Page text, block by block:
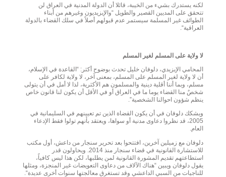
لكنه يستدرك بشيء من الخيبة، قائلا أن الدولة المدنية في العراق لن
تتحقق على المديين القصير والطويل “والإيزيديون وغيرهم من أبناء
الطوائف غير المسلمة سيستمر عدم قبولهم أصلاً في سلك القضاء بالدولة
العراقية“.
لا ولاية على المسلم لغير المسلم
المحامي الإيزيدي، دلوفان خليل تحدث بوضوح أكثر: “القاعدة في الإسلام،
أن لا ولاية لغير المسلم على المسلم، بمعنى آخر، لا ولاية لكافر على
مسلم، وبما أننا أقلية دينية والمسلمون هم الأكثرية، لذا لا أمل في أن يتولى
شخصٌ منا القضاء يوما ما في العراق أو في الأقل أن يكون لنا قانون خاص
ينظم شؤون احوالنا الشخصية”.
ويشكك دلوفان في أن يكون القضاة الذين تم تعيينهم في السليمانية في
2005، قد نظروا دعاوى مدنية أو سواها، ويعتقد بأنهم تولوا فقط الإدعاء
العام.
دلوفان مع زميلين آخرين، افتتحوا بعد تحرير سنجار من داعش، أول مكتب
للاستشارة القانونية في قضاء سنجار منذ 2014. ويحاولون قدر
استطاعتهم تقديم المشورة القانونية لمن يطلبها، لكن هذا ليس كافياً،
يقول دلوفان ويبين “هناك الآلاف من دعاوى التعويضات غير المنجزة، ومثلها
للناجيات من السبي الداعشي وقد تستغرق معالجتها سنوات أخرى عديدة“.